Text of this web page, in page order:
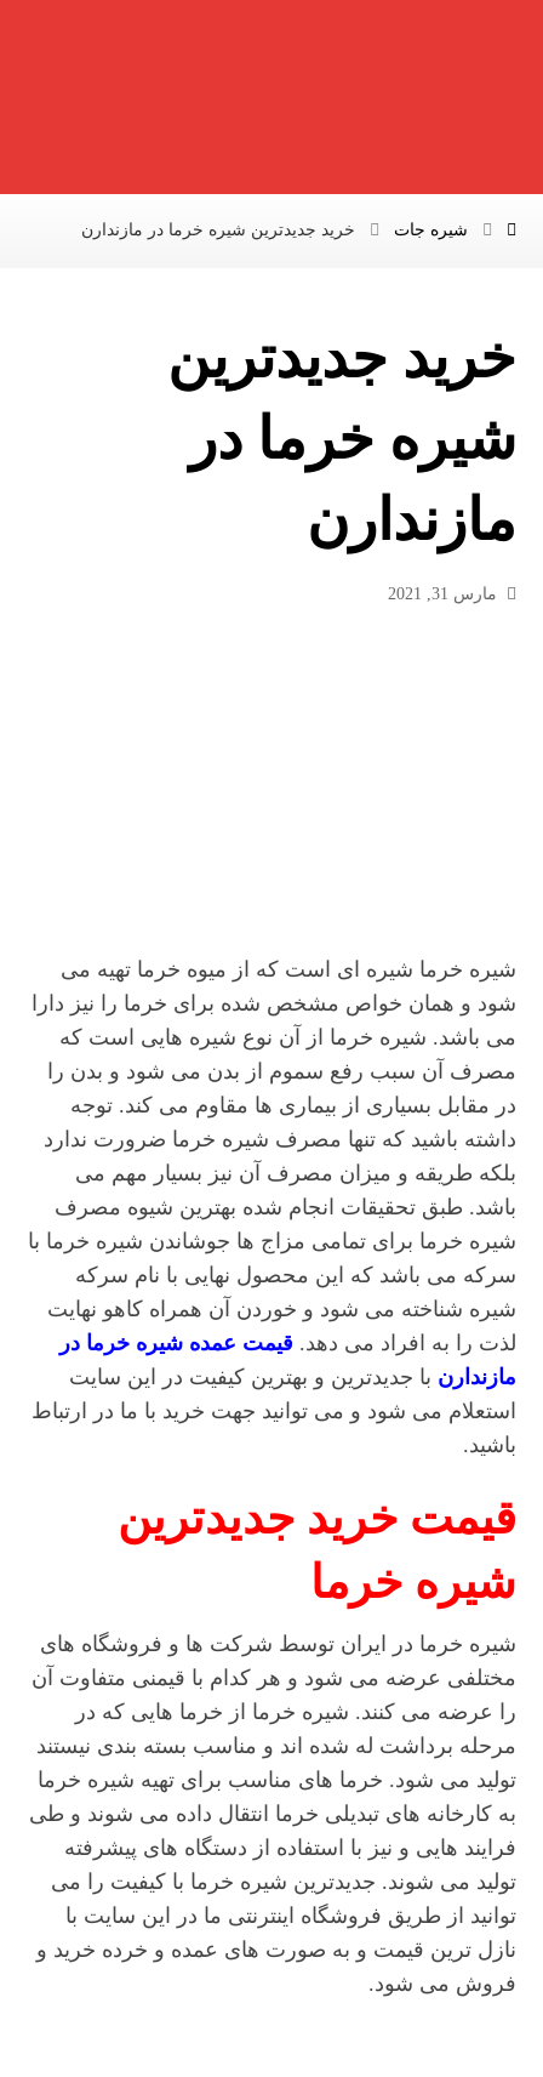
شیره جات خرید جدیدترین شیره خرما در مازندارن
خرید جدیدترین
شیره خرما در
مازندارن
مارس 31, 2021
شیره خرما شیره ای است که از میوه خرما تهیه می
شود و همان خواص مشخص شده برای خرما را نیز دارا
می باشد. شیره خرما از آن نوع شیره هایی است که
مصرف آن سبب رفع سموم از بدن می شود و بدن را
در مقابل بسیاری از بیماری ها مقاوم می کند. توجه
داشته باشید که تنها مصرف شیره خرما ضرورت ندارد
بلکه طریقه و میزان مصرف آن نیز بسیار مهم می
باشد. طبق تحقیقات انجام شده بهترین شیوه مصرف
شیره خرما برای تمامی مزاج ها جوشاندن شیره خرما با
سرکه می باشد که این محصول نهایی با نام سرکه
شیره شناخته می شود و خوردن آن همراه کاهو نهایت
لذت را به افراد می دهد. قیمت عمده شیره خرما در
مازندارن با جدیدترین و بهترین کیفیت در این سایت
استعلام می شود و می توانید جهت خرید با ما در ارتباط
باشید.
قیمت خرید جدیدترین
شیره خرما
شیره خرما در ایران توسط شرکت ها و فروشگاه های
مختلفی عرضه می شود و هر کدام با قیمنی متفاوت آن
را عرضه می کنند. شیره خرما از خرما هایی که در
مرحله برداشت له شده اند و مناسب بسته بندی نیستند
تولید می شود. خرما های مناسب برای تهیه شیره خرما
به کارخانه های تبدیلی خرما انتقال داده می شوند و طی
فرایند هایی و نیز با استفاده از دستگاه های پیشرفته
تولید می شوند. جدیدترین شیره خرما با کیفیت را می
توانید از طریق فروشگاه اینترنتی ما در این سایت با
نازل ترین قیمت و به صورت های عمده و خرده خرید و
فروش می شود.